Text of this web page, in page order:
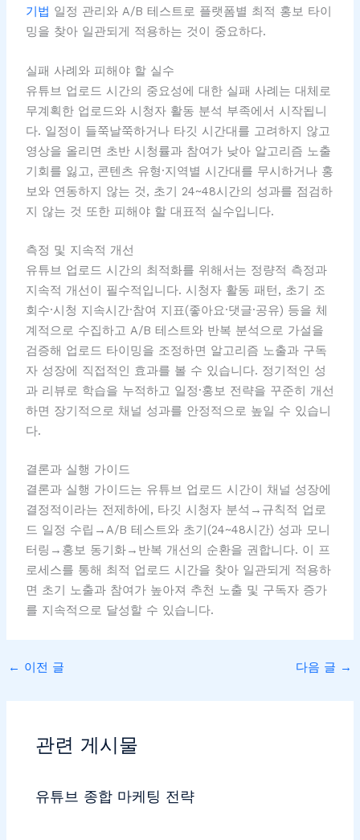
기법 일정 관리와 A/B 테스트로 플랫폼별 최적 홍보 타이
밍을 찾아 일관되게 적용하는 것이 중요하다.
실패 사례와 피해야 할 실수
유튜브 업로드 시간의 중요성에 대한 실패 사례는 대체로
무계획한 업로드와 시청자 활동 분석 부족에서 시작됩니
다. 일정이 들쭉날쭉하거나 타깃 시간대를 고려하지 않고
영상을 올리면 초반 시청률과 참여가 낮아 알고리즘 노출
기회를 잃고, 콘텐츠 유형·지역별 시간대를 무시하거나 홍
보와 연동하지 않는 것, 초기 24~48시간의 성과를 점검하
지 않는 것 또한 피해야 할 대표적 실수입니다.
측정 및 지속적 개선
유튜브 업로드 시간의 최적화를 위해서는 정량적 측정과
지속적 개선이 필수적입니다. 시청자 활동 패턴, 초기 조
회수·시청 지속시간·참여 지표(좋아요·댓글·공유) 등을 체
계적으로 수집하고 A/B 테스트와 반복 분석으로 가설을
검증해 업로드 타이밍을 조정하면 알고리즘 노출과 구독
자 성장에 직접적인 효과를 볼 수 있습니다. 정기적인 성
과 리뷰로 학습을 누적하고 일정·홍보 전략을 꾸준히 개선
하면 장기적으로 채널 성과를 안정적으로 높일 수 있습니
다.
결론과 실행 가이드
결론과 실행 가이드는 유튜브 업로드 시간이 채널 성장에
결정적이라는 전제하에, 타깃 시청자 분석→규칙적 업로
드 일정 수립→A/B 테스트와 초기(24~48시간) 성과 모니
터링→홍보 동기화→반복 개선의 순환을 권합니다. 이 프
로세스를 통해 최적 업로드 시간을 찾아 일관되게 적용하
면 초기 노출과 참여가 높아져 추천 노출 및 구독자 증가
를 지속적으로 달성할 수 있습니다.
← 이전 글 다음 글 →
관련 게시물
유튜브 종합 마케팅 전략